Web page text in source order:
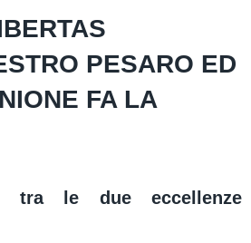
PESARO ED
FA LA
tra le due eccellenze